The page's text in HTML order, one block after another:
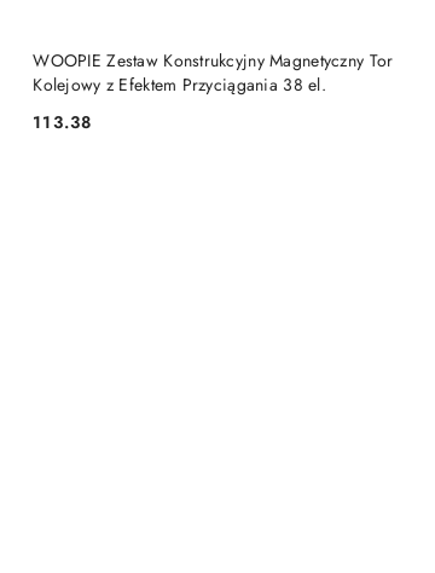
WOOPIE Zestaw Konstrukcyjny Magnetyczny Tor
Kolejowy z Efektem Przyciągania 38 el.
Cena:
113.38
DO KOSZYKA